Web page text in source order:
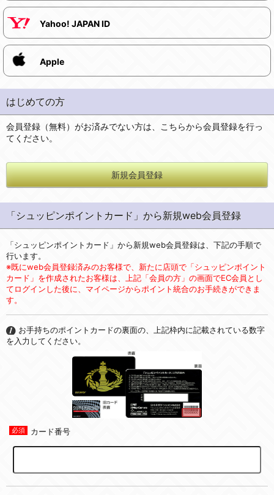
Yahoo! JAPAN ID
Apple
はじめての方
会員登録（無料）がお済みでない方は、こちらから会員登録を行っ
てください。
新規会員登録
「シュッピンポイントカード」から新規web会員登録
「シュッピンポイントカード」から新規web会員登録は、下記の手順で
行います。
※既にweb会員登録済みのお客様で、新たに店頭で「シュッピンポイント
カード」を作成されたお客様は、上記「会員の方」の画面でEC会員とし
てログインした後に、マイページからポイント統合のお手続きができま
す。
お手持ちのポイントカードの裏面の、上記枠内に記載されている数字
を入力してください。
カード番号